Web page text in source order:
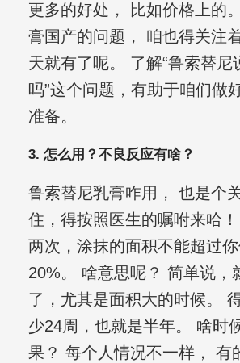
更多的好处， 比如价格上的
膏国产的问题， 咱也得关注
天就有了呢。 了解“鲁索替尼
吗”这个问题，有助于咱们做
准备。
3. 怎么用？不良反应有啥？
鲁索替尼乳膏咋用， 也是个
住，得按照医生的嘱咐来哈
两次，涂抹的面积不能超过
20%。 啥意思呢？ 简单说，
了，尤其是面积大的时候。
少24周，也就是半年。 啥时
果？ 每个人情况不一样， 有